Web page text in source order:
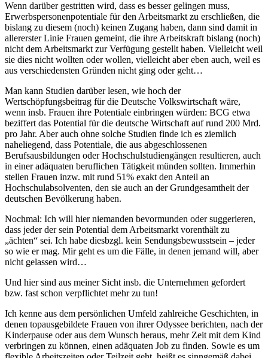
Wenn darüber gestritten wird, dass es besser gelingen muss,
Erwerbspersonenpotentiale für den Arbeitsmarkt zu erschließen, die
bislang zu diesem (noch) keinen Zugang haben, dann sind damit in
allererster Linie Frauen gemeint, die ihre Arbeitskraft bislang (noch)
nicht dem Arbeitsmarkt zur Verfügung gestellt haben. Vielleicht weil
sie dies nicht wollten oder wollen, vielleicht aber eben auch, weil es
aus verschiedensten Gründen nicht ging oder geht…
Man kann Studien darüber lesen, wie hoch der
Wertschöpfungsbeitrag für die Deutsche Volkswirtschaft wäre,
wenn insb. Frauen ihre Potentiale einbringen würden: BCG etwa
beziffert das Potential für die deutsche Wirtschaft auf rund 200 Mrd.
pro Jahr. Aber auch ohne solche Studien finde ich es ziemlich
naheliegend, dass Potentiale, die aus abgeschlossenen
Berufsausbildungen oder Hochschulstudiengängen resultieren, auch
in einer adäquaten beruflichen Tätigkeit münden sollten. Immerhin
stellen Frauen inzw. mit rund 51% exakt den Anteil an
Hochschulabsolventen, den sie auch an der Grundgesamtheit der
deutschen Bevölkerung haben.
Nochmal: Ich will hier niemanden bevormunden oder suggerieren,
dass jeder der sein Potential dem Arbeitsmarkt vorenthält zu
„ächten“ sei. Ich habe diesbzgl. kein Sendungsbewusstsein – jeder
so wie er mag. Mir geht es um die Fälle, in denen jemand will, aber
nicht gelassen wird…
Und hier sind aus meiner Sicht insb. die Unternehmen gefordert
bzw. fast schon verpflichtet mehr zu tun!
Ich kenne aus dem persönlichen Umfeld zahlreiche Geschichten, in
denen topausgebildete Frauen von ihrer Odyssee berichten, nach der
Kinderpause oder aus dem Wunsch heraus, mehr Zeit mit dem Kind
verbringen zu können, einen adäquaten Job zu finden. Sowie es um